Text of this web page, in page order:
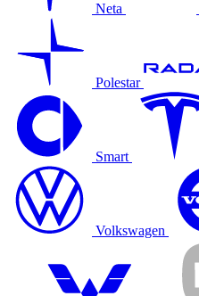
Neta
Polestar
Smart
Volkswagen